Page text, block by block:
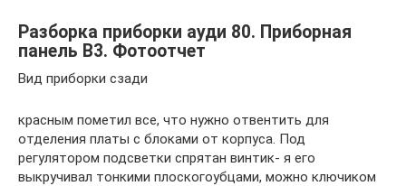
Разборка приборки ауди 80. Приборная
панель B3. Фотоотчет
Вид приборки сзади
красным пометил все, что нужно отвентить для
отделения платы с блоками от корпуса. Под
регулятором подсветки спрятан винтик- я его
выкручивал тонкими плоскогоубцами, можно ключиком